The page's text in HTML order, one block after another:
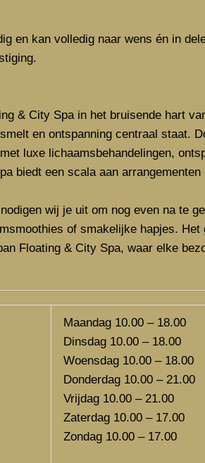
en kan volledig naar wens én in
& City Spa in het bruisende hart
en ontspanning centraal staat.
luxe lichaamsbehandelingen,
biedt een scala aan
wij je uit om nog even na te
of smakelijke hapjes.
Floating & City Spa, waar elke
Maandag 10.00 – 18.00
Dinsdag 10.00 – 18.00
Woensdag 10.00 – 18.00
Donderdag 10.00 – 21.00
Vrijdag 10.00 – 21.00
Zaterdag 10.00 – 17.00
Zondag 10.00 – 17.00